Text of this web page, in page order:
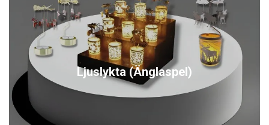
Ljuslykta (Änglaspel)